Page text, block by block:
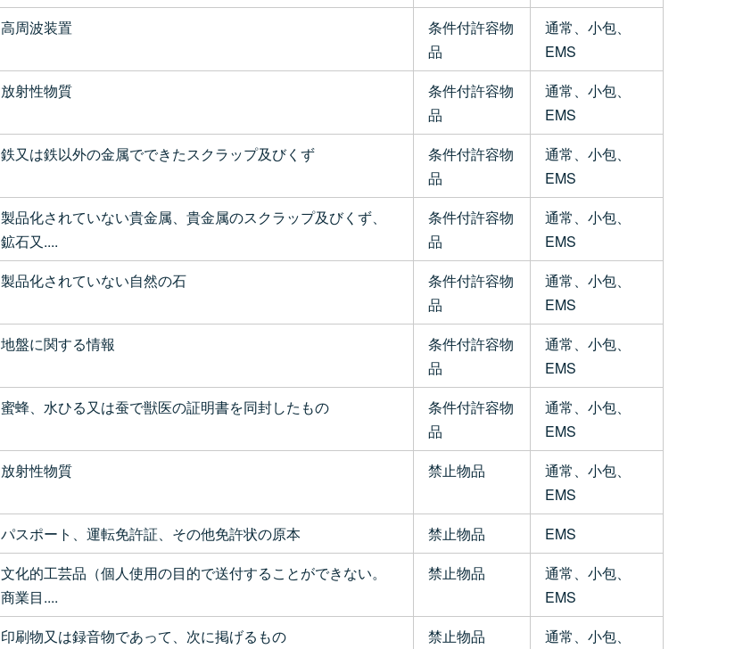
高周波装置
条件付許容物
品
通常、小包、
EMS
放射性物質
条件付許容物
品
通常、小包、
EMS
鉄又は鉄以外の金属でできたスクラップ及びくず
条件付許容物
品
通常、小包、
EMS
製品化されていない貴金属、貴金属のスクラップ及びくず、
鉱石又....
条件付許容物
品
通常、小包、
EMS
製品化されていない自然の石
条件付許容物
品
通常、小包、
EMS
地盤に関する情報
条件付許容物
品
通常、小包、
EMS
蜜蜂、水ひる又は蚕で獣医の証明書を同封したもの
条件付許容物
品
通常、小包、
EMS
放射性物質 禁止物品
通常、小包、
EMS
パスポート、運転免許証、その他免許状の原本 禁止物品
EMS
文化的工芸品（個人使用の目的で送付することができない。
商業目....
禁止物品
通常、小包、
EMS
印刷物又は録音物であって、次に掲げるもの
禁止物品
通常、小包、